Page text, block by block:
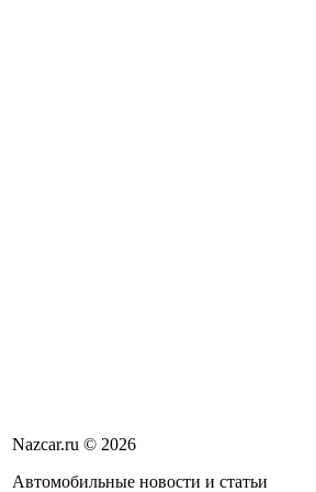
Nazcar.ru © 2026
Автомобильные новости и статьи